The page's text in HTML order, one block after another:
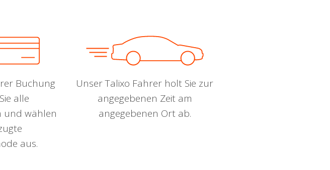
Buchung
alle
und wählen
aus.
Unser Talixo Fahrer holt Sie zur
angegebenen Zeit am
angegebenen Ort ab.